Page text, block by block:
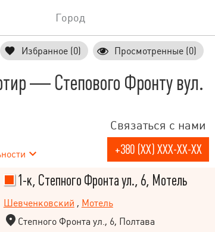
Город
Избранное (0) Просмотренные (0)
— Степового Фронту вул.
Связаться с нами
+380 (XX) XXX-XX-XX
1-к, Степного Фронта ул., 6, Мотель
Шевченковский , Мотель
Степного Фронта ул., 6, Полтава